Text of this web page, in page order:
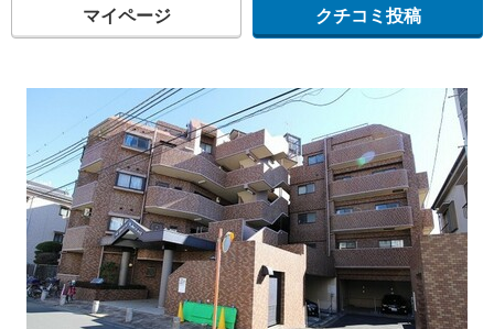
マイページ クチコミ投稿